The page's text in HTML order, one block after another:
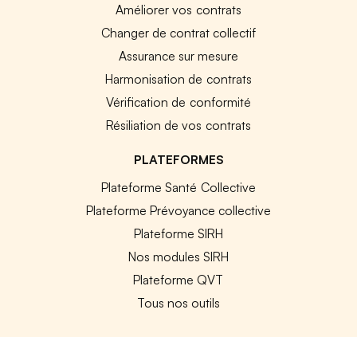
Améliorer vos contrats
Changer de contrat collectif
Assurance sur mesure
Harmonisation de contrats
Vérification de conformité
Résiliation de vos contrats
PLATEFORMES
Plateforme Santé Collective
Plateforme Prévoyance collective
Plateforme SIRH
Nos modules SIRH
Plateforme QVT
Tous nos outils